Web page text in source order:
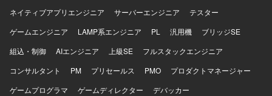
ネイティブアプリエンジニア
サーバーエンジニア
テスター
ゲームエンジニア
LAMP系エンジニア PL 汎用機
ブリッジSE
組込・制御
AIエンジニア 上級SE
フルスタックエンジニア
コンサルタント
PM プリセールス PMO
プロダクトマネージャー
ゲームプログラマ
ゲームディレクター
デバッカー